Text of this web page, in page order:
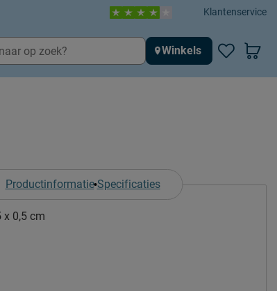
Klantenservice
Winkels
Productinformatie Specificaties
x 0,5 cm